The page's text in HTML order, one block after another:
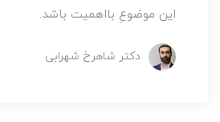
این موضوعِ بااهمیت باشد.
دکتر شاهرخ شهرابی